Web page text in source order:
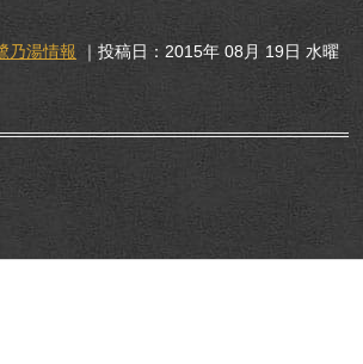
乃湯情報 ｜投稿日：2015年 08月 19日 水曜